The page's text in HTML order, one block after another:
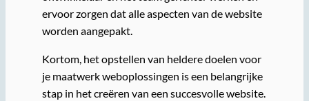
ervoor zorgen dat alle aspecten van de website
worden aangepakt.
Kortom, het opstellen van heldere doelen voor
je maatwerk weboplossingen is een belangrijke
stap in het creëren van een succesvolle website.